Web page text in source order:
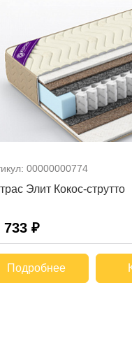
00000000774
Элит Кокос-струтто
733 ₽
Подробнее